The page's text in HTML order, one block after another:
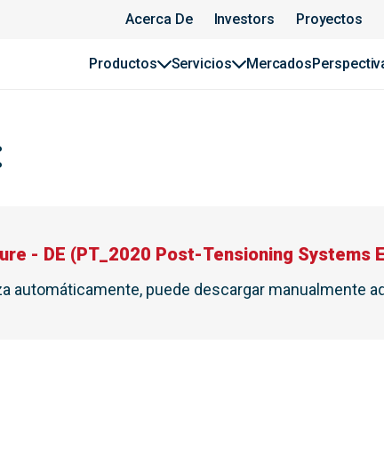
Acerca De Investors Proyectos
Productos Servicios Mercados
- DE (PT_2020 Post-Tensioning Systems
automáticamente, puede descargar manualmente